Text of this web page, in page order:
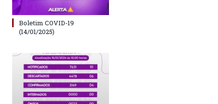
Boletim COVID-19
(14/01/2025)